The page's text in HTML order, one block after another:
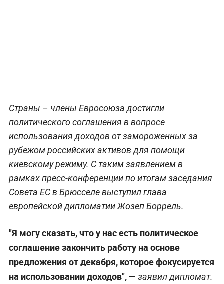
Страны – члены Евросоюза достигли
политического соглашения в вопросе
использования доходов от замороженных за
рубежом российских активов для помощи
киевскому режиму. С таким заявлением в
рамках пресс-конференции по итогам заседания
Совета ЕС в Брюсселе выступил глава
европейской дипломатии Жозеп Боррель.
"Я могу сказать, что у нас есть политическое
соглашение закончить работу на основе
предложения от декабря, которое фокусируется
на использовании доходов", — заявил дипломат.